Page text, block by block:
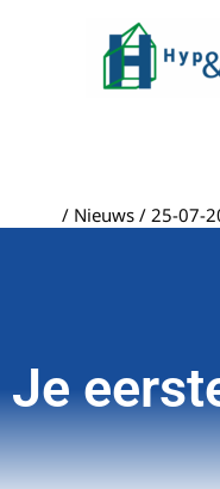
/ Nieuws / 25-07-
Je